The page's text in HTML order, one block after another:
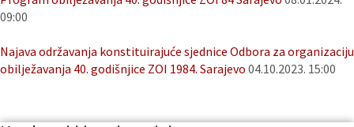
09:00
Najava održavanja konstituirajuće sjednice Odbora za organizaciju
obilježavanja 40. godišnjice ZOI 1984. Sarajevo 04.10.2023. 15:00